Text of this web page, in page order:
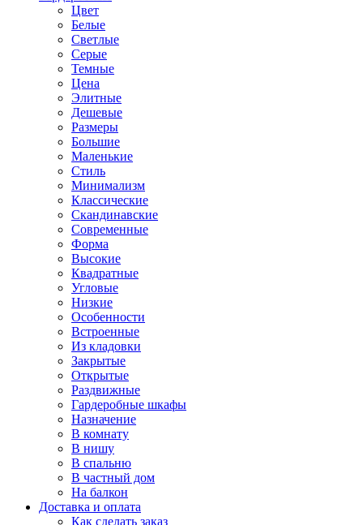
Цвет
Белые
Светлые
Серые
Темные
Цена
Элитные
Дешевые
Размеры
Большие
Маленькие
Стиль
Минимализм
Классические
Скандинавские
Современные
Форма
Высокие
Квадратные
Угловые
Низкие
Особенности
Встроенные
Из кладовки
Закрытые
Открытые
Раздвижные
Гардеробные шкафы
Назначение
В комнату
В нишу
В спальню
В частный дом
На балкон
Доставка и оплата
Как сделать заказ